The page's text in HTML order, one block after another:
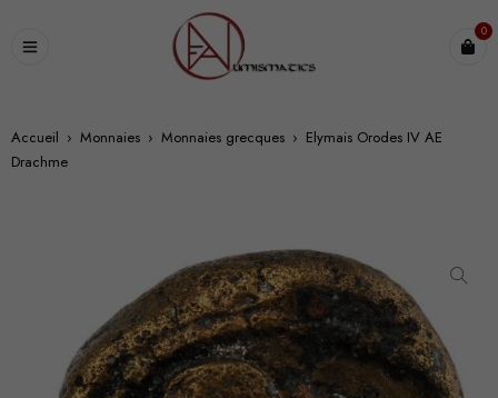
0
Accueil › Monnaies › Monnaies grecques › Elymais Orodes IV AE
Drachme